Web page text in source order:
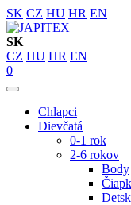
SK CZ HU HR EN
SK
CZ HU HR EN
0
Chlapci
Dievčatá
0-1 rok
2-6 rokov
Body